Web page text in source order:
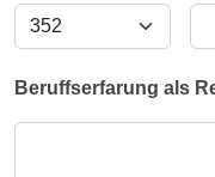
Beruffserfarung als